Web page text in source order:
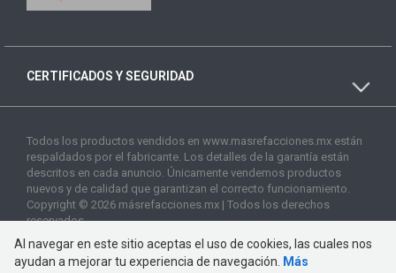
CERTIFICADOS Y SEGURIDAD
Todos los productos vendidos en www.masrefacciones.mx están
respaldados por el fabricante. Los detalles de la garantía están
descritos en cada anuncio. Únicamente vendemos productos
nuevos y de calidad que garantizan el correcto funcionamiento.
Copyright © 2026 másrefacciones.mx | Todos los derechos
reservados
Al navegar en este sitio aceptas el uso de cookies, las cuales nos
ayudan a mejorar tu experiencia de navegación.
Más